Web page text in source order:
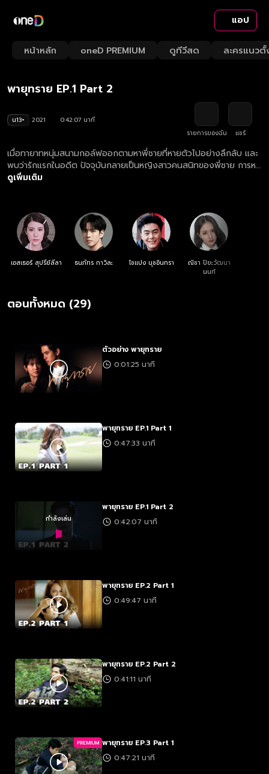
แอป
หน้าหลัก oneD PREMIUM ดูทีวีสด ละครแนวตั้
Loaded:
2.37%
Rate
พายุทราย EP.1 Part 2
น13+ 2021
0:42:07 นาที
รายการของฉัน
แชร์
เมื่อทายาทหนุ่มสนามกอล์ฟออกตามหาพี่ชายที่หายตัวไปอย่างลึกลับ และ
พบว่ารักแรกในอดีต ปัจจุบันกลายเป็นหญิงสาวคนสนิทของพี่ชาย การหา
คำตอบของเงื่อนงำจึงต้องใช้ทั้งสมองและหัวใจ
ดูเพิ่มเติม
เอสเธอร์ สุปรีย์ลีลา ธนภัทร กาวิละ โชแปง นุชอินทรา
ณิชา ปิยะวัฒนา
นนท์
ตอนทั้งหมด (29)
ตัวอย่าง พายุทราย
0:01:25 นาที
พายุทราย EP.1 Part 1
0:47:33 นาที
กำลังเล่น
พายุทราย EP.1 Part 2
0:42:07 นาที
พายุทราย EP.2 Part 1
0:49:47 นาที
พายุทราย EP.2 Part 2
0:41:11 นาที
PREMIUM พายุทราย EP.3 Part 1
0:47:21 นาที